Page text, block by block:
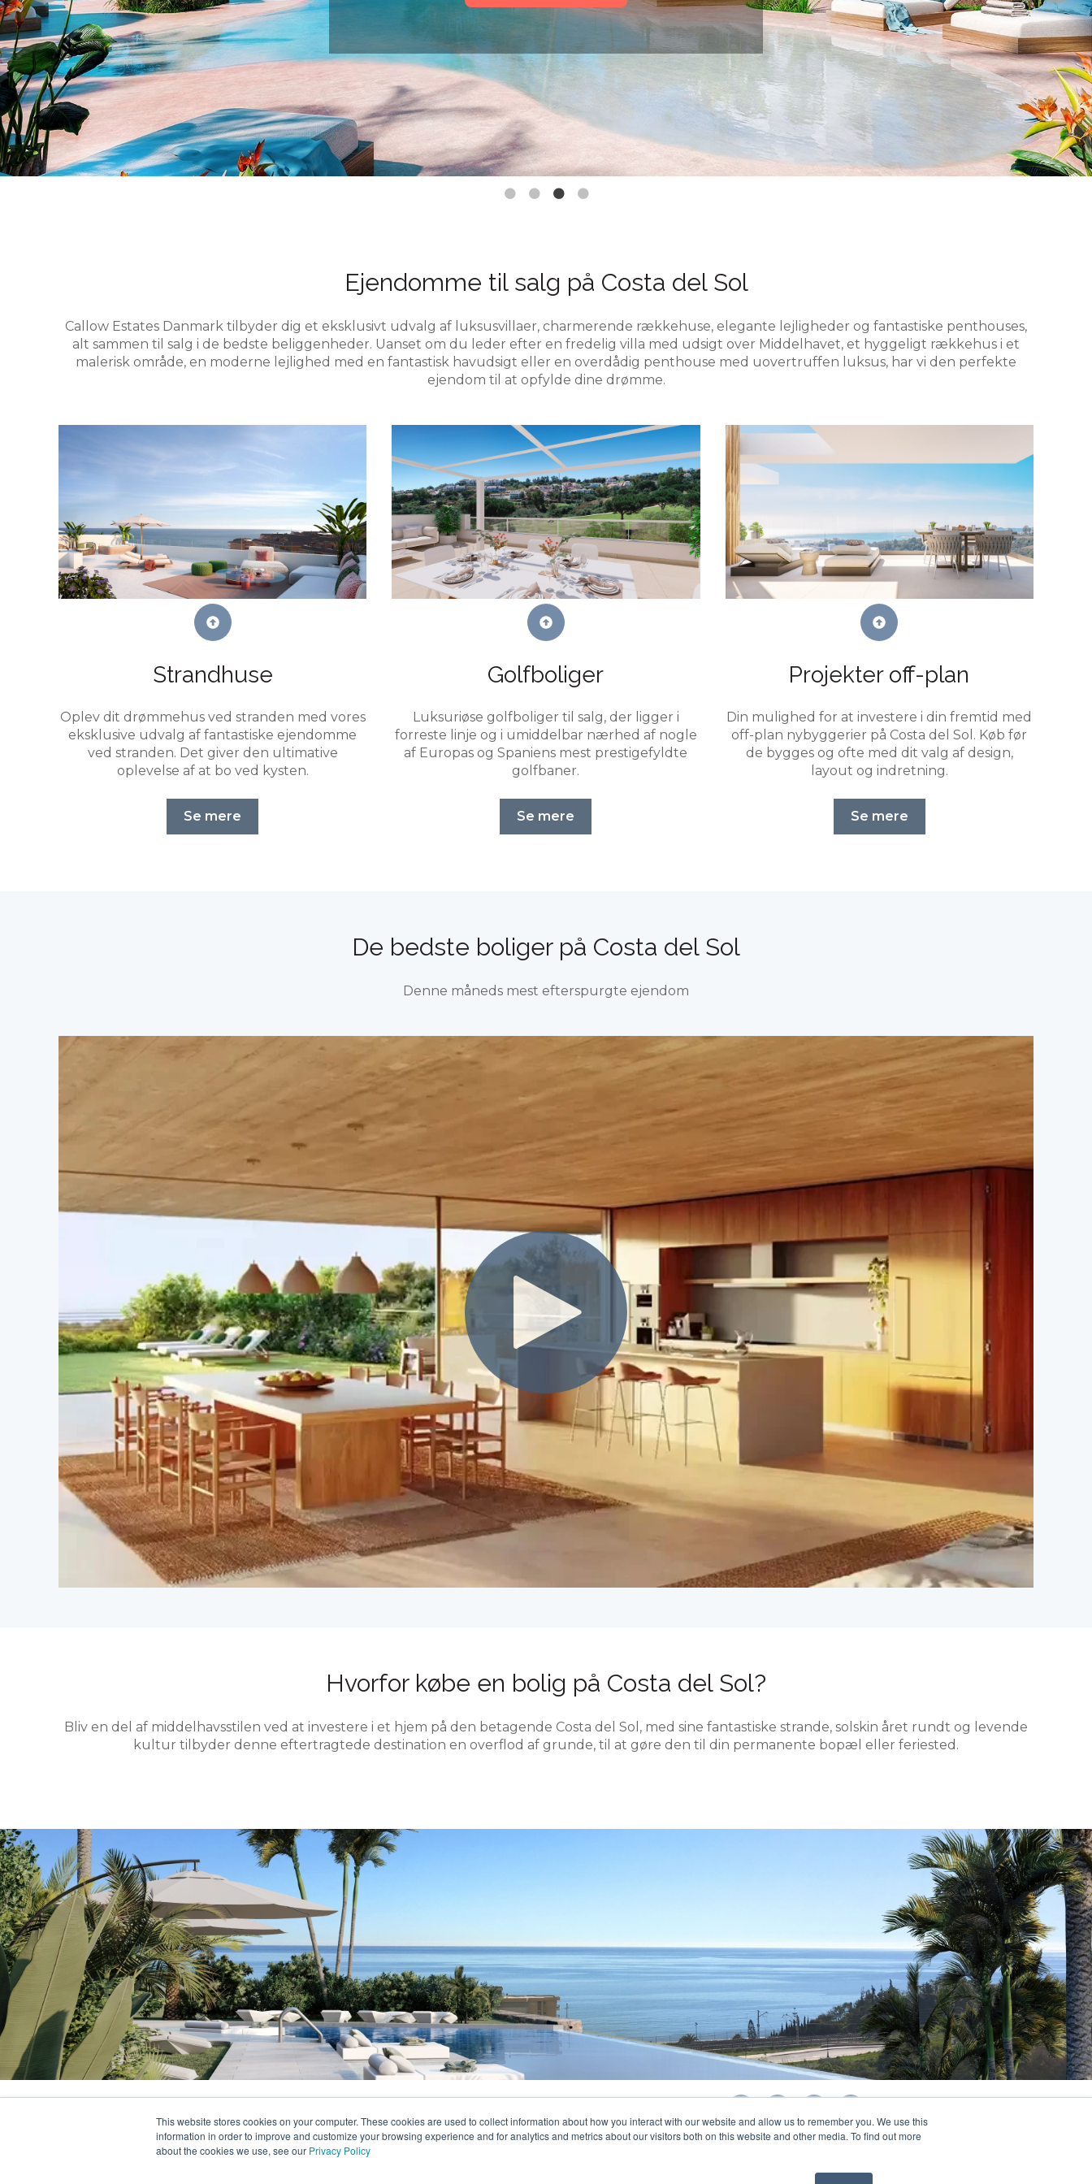
This website stores cookies on your computer. These cookies are used to collect information about how you interact with our website and allow us to remember you. We use this
information in order to improve and customize your browsing experience and for analytics and metrics about our visitors both on this website and other media. To find out more
about the cookies we use, see our Privacy Policy
Ejendomme til salg på Costa del Sol
Callow Estates Danmark tilbyder dig et eksklusivt udvalg af luksusvillaer, charmerende rækkehuse, elegante lejligheder og fantastiske penthouses,
alt sammen til salg i de bedste beliggenheder. Uanset om du leder efter en fredelig villa med udsigt over Middelhavet, et hyggeligt rækkehus i et
malerisk område, en moderne lejlighed med en fantastisk havudsigt eller en overdådig penthouse med uovertruffen luksus, har vi den perfekte
ejendom til at opfylde dine drømme.
Strandhuse
Oplev dit drømmehus ved stranden med vores
eksklusive udvalg af fantastiske ejendomme
ved stranden. Det giver den ultimative
oplevelse af at bo ved kysten.
Se mere
Golfboliger
Luksuriøse golfboliger til salg, der ligger i
forreste linje og i umiddelbar nærhed af nogle
af Europas og Spaniens mest prestigefyldte
golfbaner.
Se mere
Projekter off-plan
Din mulighed for at investere i din fremtid med
off-plan nybyggerier på Costa del Sol. Køb før
de bygges og ofte med dit valg af design,
layout og indretning.
Se mere
De bedste boliger på Costa del Sol
Denne måneds mest efterspurgte ejendom
Hvorfor købe en bolig på Costa del Sol?
Bliv en del af middelhavsstilen ved at investere i et hjem på den betagende Costa del Sol, med sine fantastiske strande, solskin året rundt og levende
kultur tilbyder denne eftertragtede destination en overflod af grunde, til at gøre den til din permanente bopæl eller feriested.